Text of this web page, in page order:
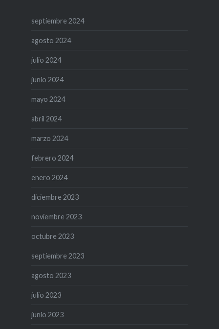
septiembre 2024
agosto 2024
julio 2024
junio 2024
mayo 2024
abril 2024
marzo 2024
febrero 2024
enero 2024
diciembre 2023
noviembre 2023
octubre 2023
septiembre 2023
agosto 2023
julio 2023
junio 2023